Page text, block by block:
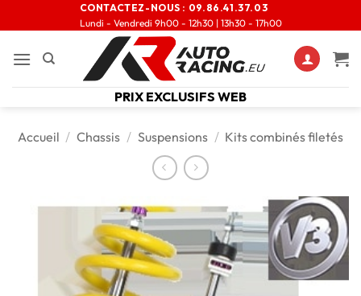
CONTACTEZ-NOUS : 09.86.41.37.03
Lundi - Vendredi 9h00 - 12h30 | 13h30 - 17h00
PRIX EXCLUSIFS WEB
Accueil / Chassis / Suspensions / Kits combinés filetés